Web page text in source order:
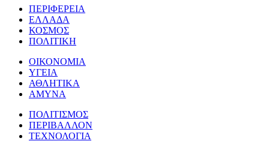
ΠΕΡΙΦΕΡΕΙΑ
ΕΛΛΑΔΑ
ΚΟΣΜΟΣ
ΠΟΛΙΤΙΚΗ
ΟΙΚΟΝΟΜΙΑ
ΥΓΕΙΑ
ΑΘΛΗΤΙΚΑ
ΑΜΥΝΑ
ΠΟΛΙΤΙΣΜΟΣ
ΠΕΡΙΒΑΛΛΟΝ
ΤΕΧΝΟΛΟΓΙΑ